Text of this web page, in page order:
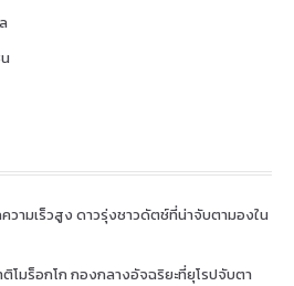
วามเร็วสูง ดาวรุ่งชาวดัตช์ที่น่าจับตามองใน
โมร็อกโก กองกลางอัจฉริยะที่ยุโรปจับตา